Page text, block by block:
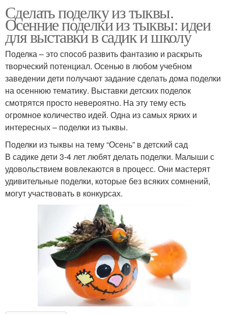
Сделать поделку из тыквы.
Осенние поделки из тыквы: идеи
для выставки в садик и школу
Поделка – это способ развить фантазию и раскрыть
творческий потенциал. Осенью в любом учебном
заведении дети получают задание сделать дома поделки
на осеннюю тематику. Выставки детских поделок
смотрятся просто невероятно. На эту тему есть
огромное количество идей. Одна из самых ярких и
интересных – поделки из тыквы.
Поделки из тыквы на тему “Осень” в детский сад
В садике дети 3-4 лет любят делать поделки. Малыши с
удовольствием вовлекаются в процесс. Они мастерят
удивительные поделки, которые без всяких сомнений,
могут участвовать в конкурсах.